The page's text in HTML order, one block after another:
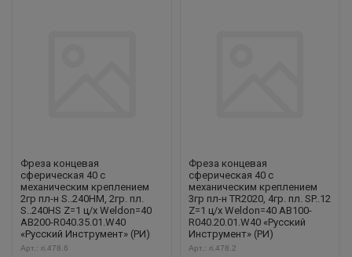
Фреза концевая
сферическая 40 с
механическим креплением
2гр пл-н S..240HM, 2гр. пл.
S..240HS Z=1 ц/х Weldon=40
AB200-R040.35.01.W40
«Русский Инструмент» (РИ)
Арт.: ri.478.6
Фреза концевая
сферическая 40 с
механическим креплением
3гр пл-н TR2020, 4гр. пл. SP..12
Z=1 ц/х Weldon=40 AB100-
R040.20.01.W40 «Русский
Инструмент» (РИ)
Арт.: ri.478.2